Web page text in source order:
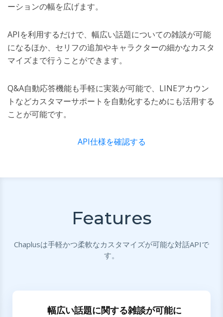
ーションの幅を広げます。
APIを利用するだけで、幅広い話題についての雑談が可能
になるほか、セリフの追加やキャラクターの細かなカスタ
マイズまで行うことができます。
Q&A自動応答機能も手軽に実装が可能で、LINEアカウン
トなどカスタマーサポートを自動化するためにも活用する
ことが可能です。
API仕様を確認する
Features
Chaplusは手軽かつ柔軟なカスタマイズが可能な対話APIで
す。
幅広い話題に関する雑談が可能に